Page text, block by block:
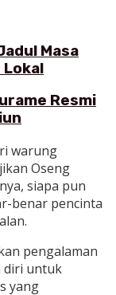
Masa
Lokal
Resmi
warung
Oseng
siapa pun
benar pencinta
pengalaman
diri untuk
yang